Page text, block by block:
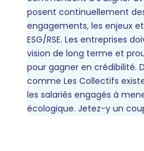
posent continuellement
engagements, les enjeux
ESG/RSE. Les entreprises
vision de long terme et
pour gagner en crédibilité.
comme Les Collectifs
les salariés engagés à
écologique. Jetez-y un